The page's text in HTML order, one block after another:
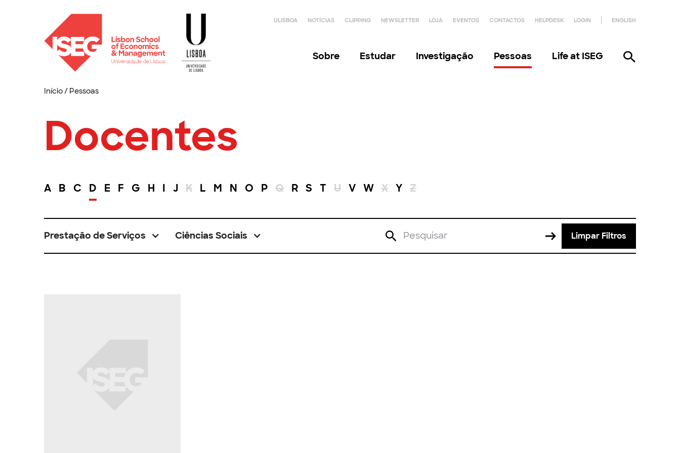
ULISBOA NOTÍCIAS CLIPPING NEWSLETTER LOJA EVENTOS CONTACTOS HELPDESK LOGIN ENGLISH
Sobre Estudar Investigação Pessoas Life at ISEG
Início/ Pessoas
Docentes
A B C D E F G H I J K L M N O P Q R S T U V W X Y Z
Prestação de Serviços Ciências Sociais Limpar Filtros